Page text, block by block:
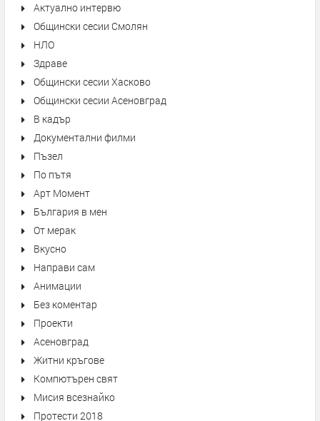
Актуално интервю
Общински сесии Смолян
НЛО
Здраве
Общински сесии Хасково
Общински сесии Асеновград
В кадър
Документални филми
Пъзел
По пътя
Арт Момент
България в мен
От мерак
Вкусно
Направи сам
Анимации
Без коментар
Проекти
Асеновград
Житни кръгове
Компютърен свят
Мисия всезнайко
Протести 2018